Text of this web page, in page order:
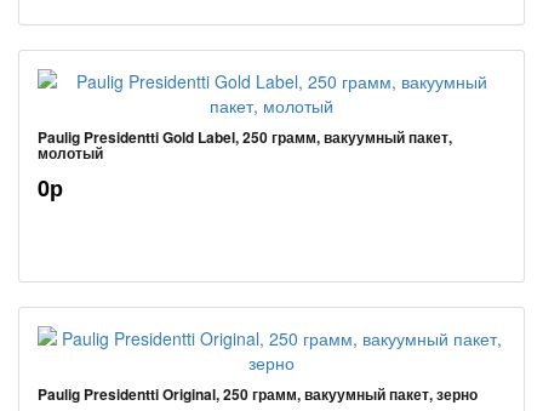
Paulig Presidentti Gold Label, 250 грамм, вакуумный пакет,
молотый
0р
Paulig Presidentti Original, 250 грамм, вакуумный пакет, зерно